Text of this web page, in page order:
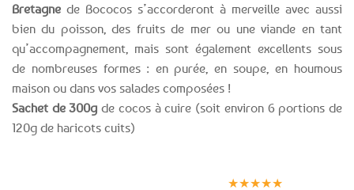
Bretagne de Bococos s’accorderont à merveille avec aussi
bien du poisson, des fruits de mer ou une viande en tant
qu’accompagnement, mais sont également excellents sous
de nombreuses formes : en purée, en soupe, en houmous
maison ou dans vos salades composées !
Sachet de 300g de cocos à cuire (soit environ 6 portions de
120g de haricots cuits)
★★★★★